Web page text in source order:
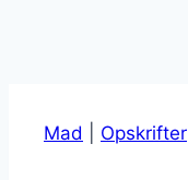
Mad Opskrifter